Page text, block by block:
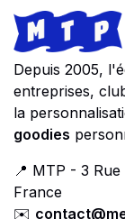
Footer
Store information
Depuis 2005,
entreprises,
la
goodies
📍 MTP - 3
France
✉️